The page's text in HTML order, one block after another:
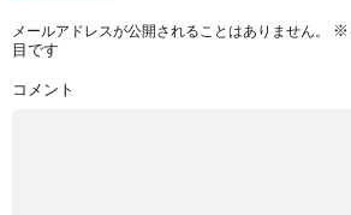
メールアドレスが公開されることはありません。 ※
目です
コメント